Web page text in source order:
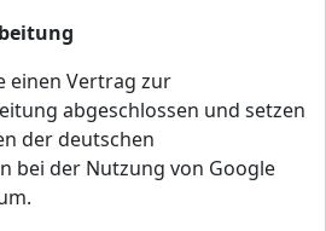
einen Vertrag zur
abgeschlossen und setzen
der deutschen
bei der Nutzung von Google